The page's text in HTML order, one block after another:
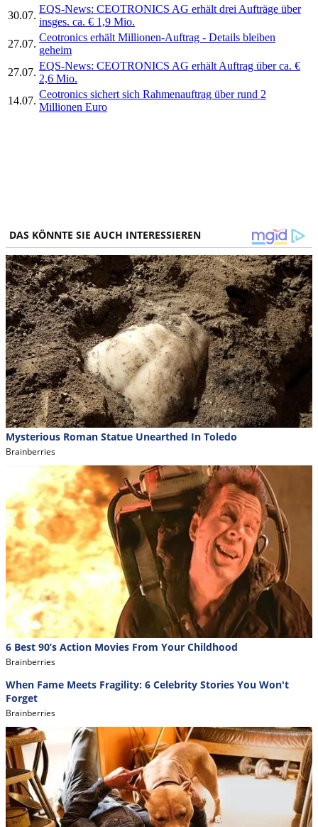
30.07.
EQS-News: CEOTRONICS AG erhält drei Aufträge über
insges. ca. € 1,9 Mio.
27.07.
Ceotronics erhält Millionen-Auftrag - Details bleiben
geheim
27.07.
EQS-News: CEOTRONICS AG erhält Auftrag über ca. €
2,6 Mio.
14.07.
Ceotronics sichert sich Rahmenauftrag über rund 2
Millionen Euro